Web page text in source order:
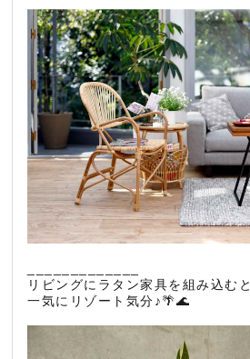
リビングにラタン家具を組み込むと
一気にリゾート気分♪🌴🌊